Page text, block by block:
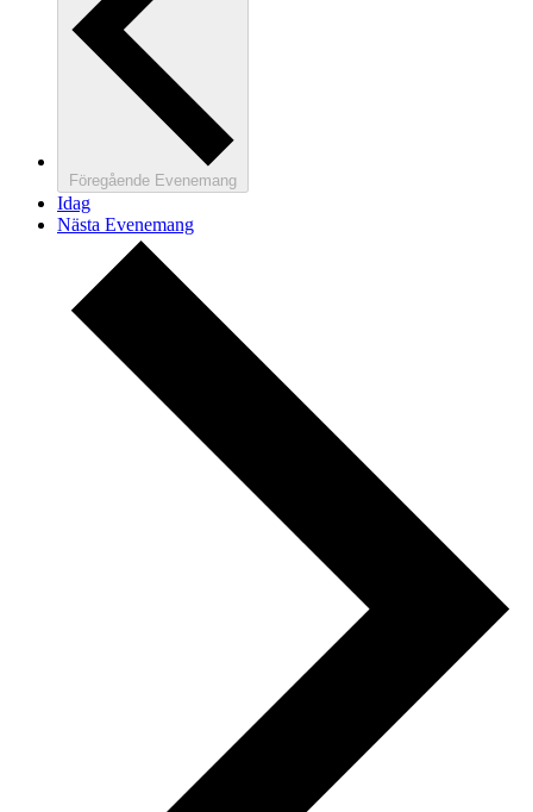
Föregående Evenemang
Idag
Nästa Evenemang